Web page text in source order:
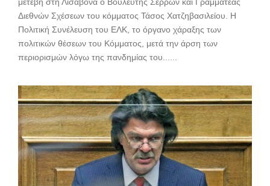
Διεθνών Σχέσεων του κόμματος Τάσος Χατζηβασιλείου. H
Πολιτική Συνέλευση του ΕΛΚ, το όργανο χάραξης των
πολιτικών θέσεων του Κόμματος, μετά την άρση των
περιορισμών λόγω της πανδημίας του......